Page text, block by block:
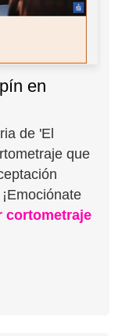
en
de 'El
que
cortometraje